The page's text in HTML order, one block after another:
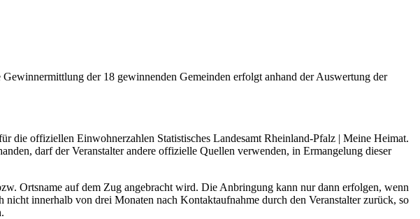
der 18 gewinnenden Gemeinden erfolgt anhand der Auswertung der
offiziellen Einwohnerzahlen Statistisches Landesamt Rheinland-Pfalz | Meine Heimat.
darf der Veranstalter andere offizielle Quellen verwenden, in Ermangelung dieser
Ortsname auf dem Zug angebracht wird. Die Anbringung kann nur dann erfolgen, wenn
innerhalb von drei Monaten nach Kontaktaufnahme durch den Veranstalter zurück, so